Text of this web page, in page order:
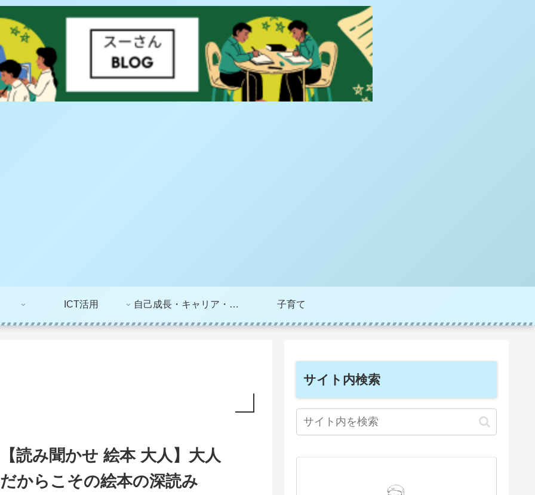
ICT活用 自己成長・キャリア・ライフプラン 子育て
【読み聞かせ 絵本 大人】大人
だからこその絵本の深読み
サイト内検索